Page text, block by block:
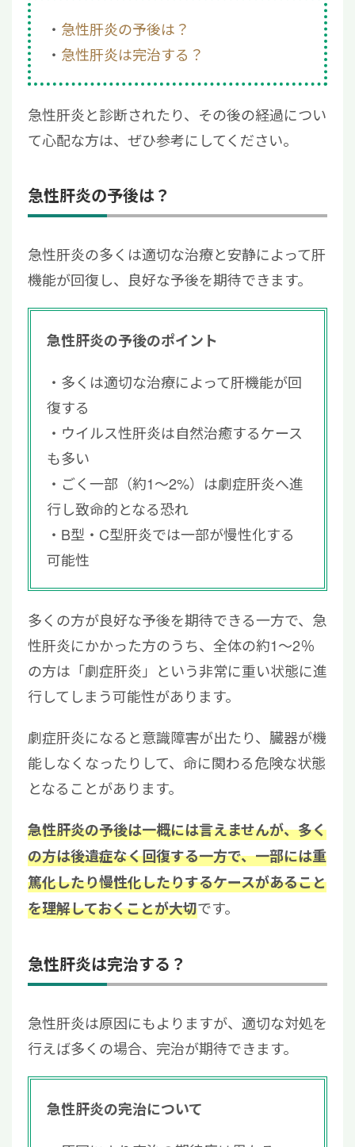
急性肝炎の予後は？
急性肝炎は完治する？
急性肝炎と診断されたり、その後の経過につい
て心配な方は、ぜひ参考にしてください。
急性肝炎の予後は？
急性肝炎の多くは適切な治療と安静によって肝
機能が回復し、良好な予後を期待できます。
急性肝炎の予後のポイント
多くは適切な治療によって肝機能が回
復する
ウイルス性肝炎は自然治癒するケース
も多い
ごく一部（約1～2%）は劇症肝炎へ進
行し致命的となる恐れ
B型・C型肝炎では一部が慢性化する
可能性
多くの方が良好な予後を期待できる一方で、急
性肝炎にかかった方のうち、全体の約1〜2％
の方は「劇症肝炎」という非常に重い状態に進
行してしまう可能性があります。
劇症肝炎になると意識障害が出たり、臓器が機
能しなくなったりして、命に関わる危険な状態
となることがあります。
急性肝炎の予後は一概には言えませんが、多く
の方は後遺症なく回復する一方で、一部には重
篤化したり慢性化したりするケースがあること
を理解しておくことが大切です。
急性肝炎は完治する？
急性肝炎は原因にもよりますが、適切な対処を
行えば多くの場合、完治が期待できます。
急性肝炎の完治について